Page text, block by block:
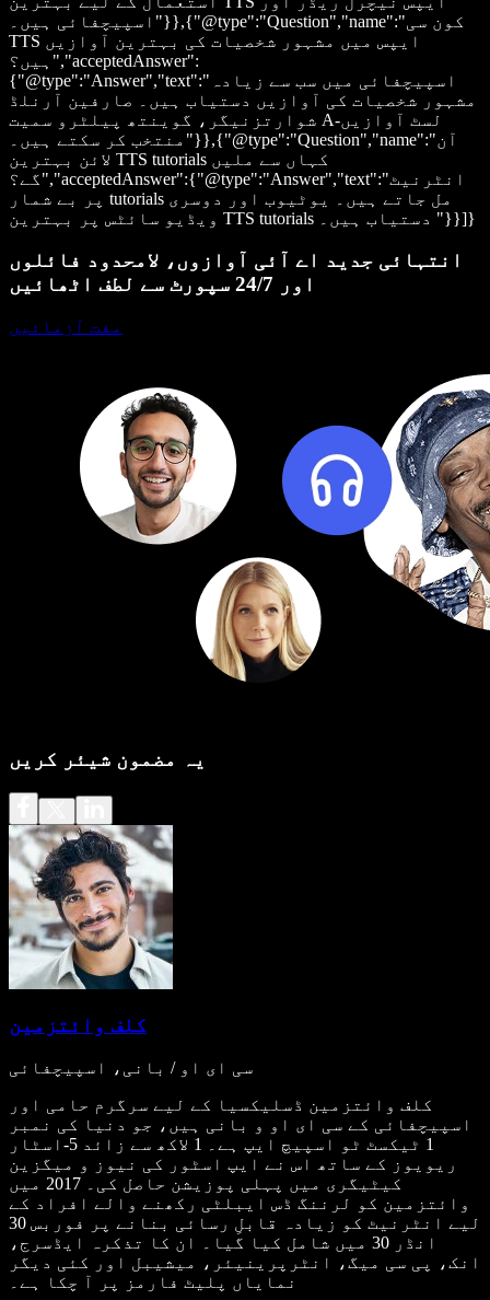
اسپیچفائی ہیں۔"}},{"@type":"Question","name":"کون سی
TTS ایپس میں مشہور شخصیات کی بہترین آوازیں
ہیں؟","acceptedAnswer":
{"@type":"Answer","text":"اسپیچفائی میں سب سے زیادہ
مشہور شخصیات کی آوازیں دستیاب ہیں۔ صارفین آرنلڈ
شوارتزنیگر، گوینتھ پیلٹرو سمیت A-لسٹ آوازیں
منتخب کر سکتے ہیں۔"}},{"@type":"Question","name":"آن
لائن بہترین TTS tutorials کہاں سے ملیں
گے؟","acceptedAnswer":{"@type":"Answer","text":"انٹرنیٹ
پر بے شمار tutorials مل جاتے ہیں۔ یوٹیوب اور دوسری
ویڈیو سائٹس پر بہترین TTS tutorials دستیاب ہیں۔ "}}]}
انتہائی جدید اے آئی آوازوں، لامحدود فائلوں
اور 24/7 سپورٹ سے لطف اٹھائیں
مفت آزمائیں
یہ مضمون شیئر کریں
کلف وائتزمین
سی ای او / بانی، اسپیچفائی
کلف وائتزمین ڈسلیکسیا کے لیے سرگرم حامی اور
اسپیچفائی کے سی ای او و بانی ہیں، جو دنیا کی نمبر
1 ٹیکسٹ ٹو اسپیچ ایپ ہے۔ 1 لاکھ سے زائد 5-اسٹار
ریویوز کے ساتھ اس نے ایپ اسٹور کی نیوز و میگزین
کیٹیگری میں پہلی پوزیشن حاصل کی۔ 2017 میں
وائتزمین کو لرننگ ڈس ایبلٹی رکھنے والے افراد کے
لیے انٹرنیٹ کو زیادہ قابلِ رسائی بنانے پر فوربس 30
انڈر 30 میں شامل کیا گیا۔ ان کا تذکرہ ایڈسرج،
انک، پی سی میگ، انٹرپرینیئر، میشیبل اور کئی دیگر
نمایاں پلیٹ فارمز پر آ چکا ہے۔